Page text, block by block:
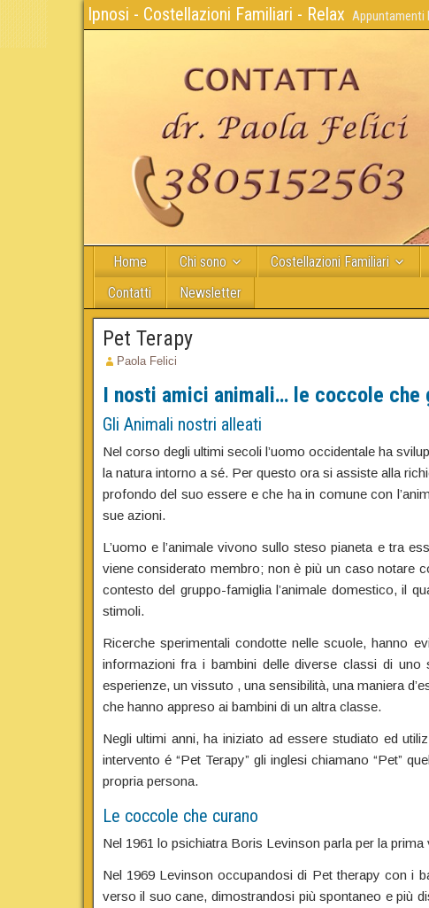
Ipnosi - Costellazioni Familiari - Relax Appuntamenti
Home Chi sono Costellazioni Familiari
Contatti
Newsletter
Pet Terapy
Paola Felici
I nosti amici animali… le coccole che
Gli Animali nostri alleati
Nel corso degli ultimi secoli l’uomo occidentale ha
la natura intorno a sé. Per questo ora si assiste alla
profondo del suo essere e che ha in comune con
sue azioni.
L’uomo e l’animale vivono sullo steso pianeta e tra
viene considerato membro; non è più un caso notare
contesto del gruppo-famiglia l’animale domestico, il
stimoli.
Ricerche sperimentali condotte nelle scuole, hanno
informazioni fra i bambini delle diverse classi di
esperienze, un vissuto , una sensibilità, una maniera
che hanno appreso ai bambini di un altra classe.
Negli ultimi anni, ha iniziato ad essere studiato ed
intervento é “Pet Terapy” gli inglesi chiamano “Pet”
propria persona.
Le coccole che curano
Nel 1961 lo psichiatra Boris Levinson parla per la
Nel 1969 Levinson occupandosi di Pet therapy con i
verso il suo cane, dimostrandosi più spontaneo e più